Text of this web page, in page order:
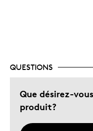
QUESTIONS
Que désirez-
produit?